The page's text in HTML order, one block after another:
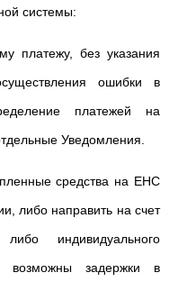
системы:
платежу, без указания
ошибки в
платежей на
Уведомления.
средства на ЕНС
либо направить на счет
индивидуального
возможны задержки в